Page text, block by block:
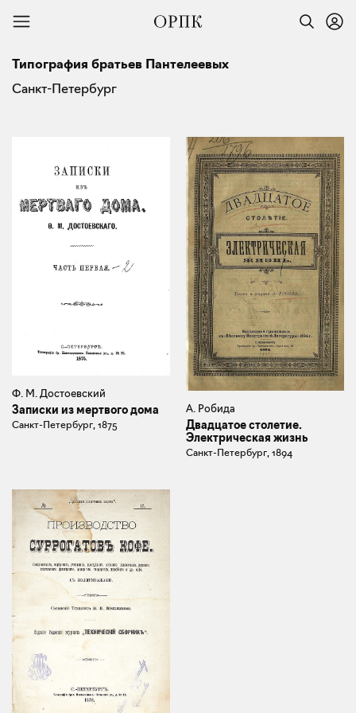
Типография братьев Пантелеевых
Санкт-Петербург
Ф. М. Достоевский
Записки из мертвого дома
Санкт-Петербург, 1875
А. Робида
Двадцатое столетие.
Электрическая жизнь
Санкт-Петербург, 1894